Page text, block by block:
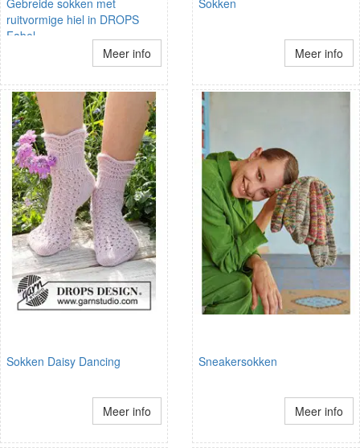
ruitvormige hiel in DROPS
Fabel
Meer info
Meer info
Sokken Daisy Dancing
Meer info
Sneakersokken
Meer info